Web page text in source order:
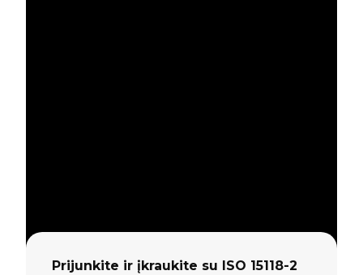
Prijunkite ir įkraukite su ISO 15118-2